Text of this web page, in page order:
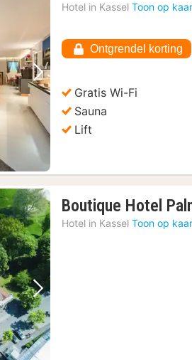
Volgende foto
Hotel in Kassel Toon op
Ontgrendel korting
Gratis Wi-Fi
Sauna
Lift
Volgende foto
Boutique Hotel
Hotel in Kassel Toon op